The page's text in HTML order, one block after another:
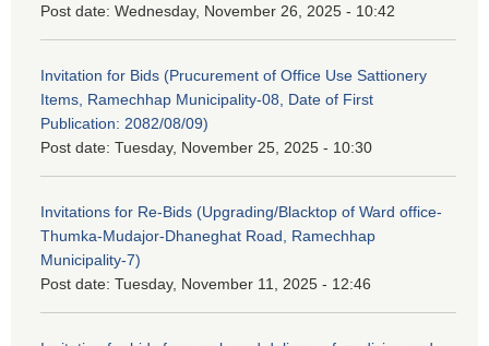
Post date: Wednesday, November 26, 2025 - 10:42
Invitation for Bids (Prucurement of Office Use Sattionery
Items, Ramechhap Municipality-08, Date of First
Publication: 2082/08/09)
Post date: Tuesday, November 25, 2025 - 10:30
Invitations for Re-Bids (Upgrading/Blacktop of Ward office-
Thumka-Mudajor-Dhaneghat Road, Ramechhap
Municipality-7)
Post date: Tuesday, November 11, 2025 - 12:46